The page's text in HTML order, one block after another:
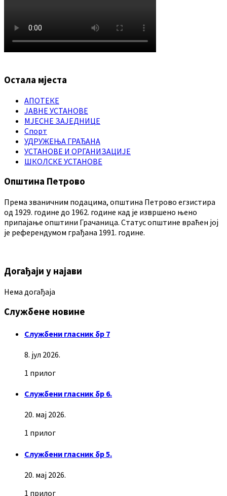
Остала мјеста
АПОТЕКЕ
ЈАВНЕ УСТАНОВЕ
МЈЕСНЕ ЗАЈЕДНИЦЕ
Спорт
УДРУЖЕЊА ГРАЂАНА
УСТАНОВЕ И ОРГАНИЗАЦИЈЕ
ШКОЛСКЕ УСТАНОВЕ
Општина Петрово
Према званичним подацима, општина Петрово егзистира
од 1929. године до 1962. године кад је извршено њено
припајање општини Грачаница. Статус општине враћен јој
је референдумом грађана 1991. године.
Догађаји у најави
Нема догађаја
Службене новине
Службени гласник бр 7
8. јул 2026.
1 прилог
Службени гласник бр 6.
20. мај 2026.
1 прилог
Службени гласник бр 5.
20. мај 2026.
1 прилог